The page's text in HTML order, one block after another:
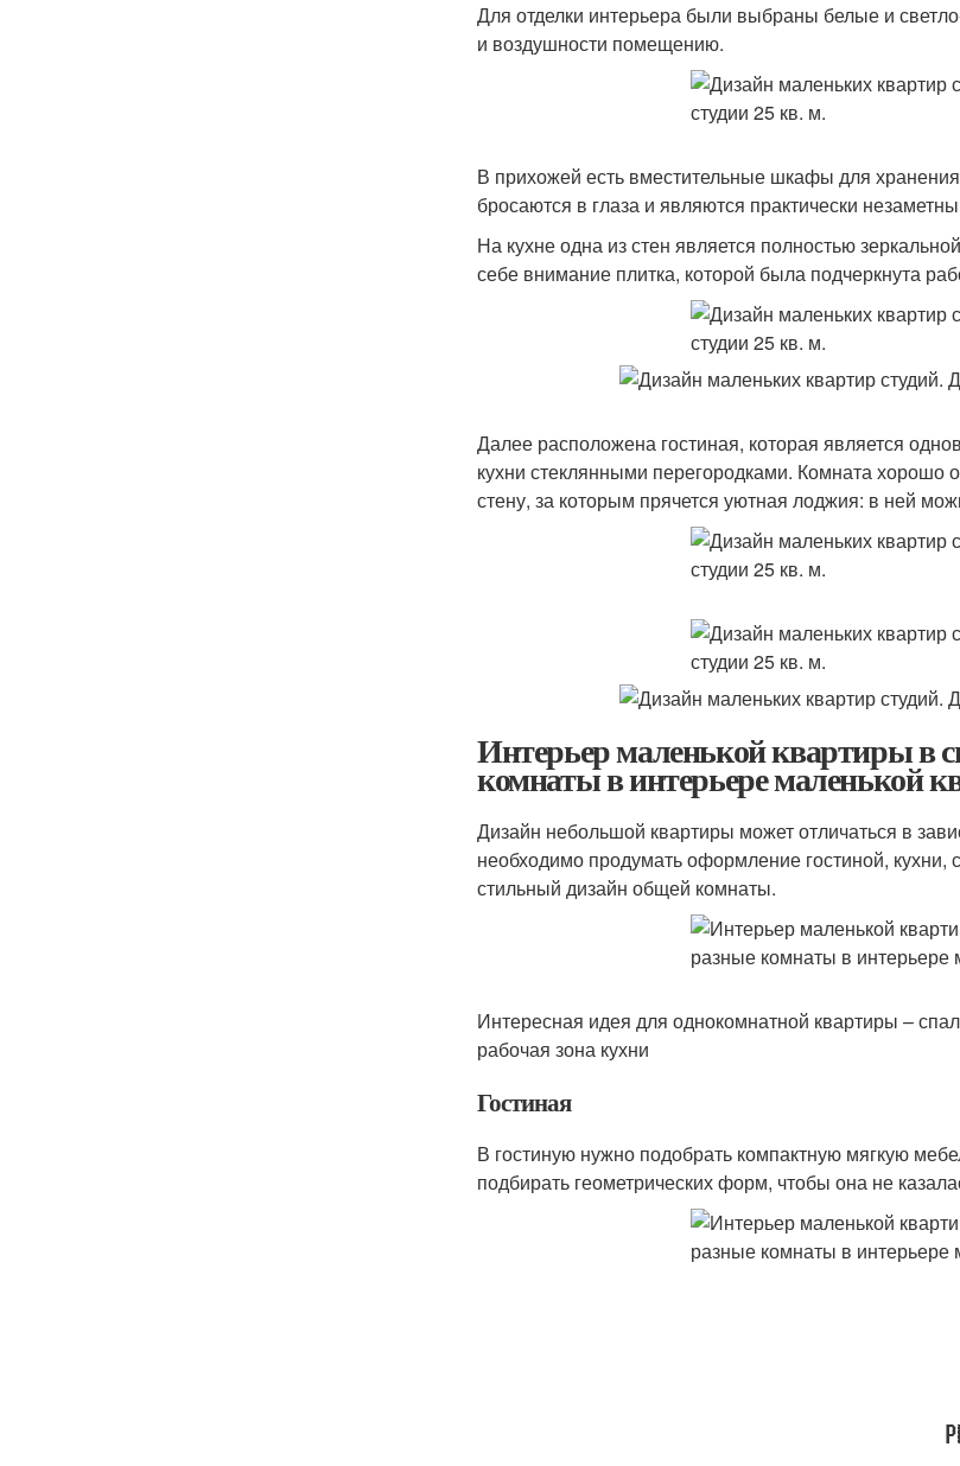
Для отделки интерьера были выбраны белые и
и воздушности помещению.
В прихожей есть вместительные шкафы для
бросаются в глаза и являются практически
На кухне одна из стен является полностью
себе внимание плитка, которой была подчеркнута
Далее расположена гостиная, которая является
кухни стеклянными перегородками. Комната хорошо
стену, за которым прячется уютная лоджия: в ней
Интерьер маленькой квартиры в
комнаты в интерьере маленькой
Дизайн небольшой квартиры может отличаться в
необходимо продумать оформление гостиной,
стильный дизайн общей комнаты.
Интересная идея для однокомнатной квартиры –
рабочая зона кухни
Гостиная
В гостиную нужно подобрать компактную мягкую
подбирать геометрических форм, чтобы она не